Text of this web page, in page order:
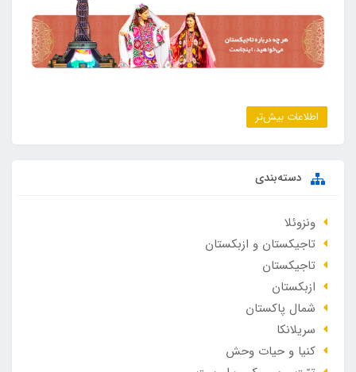
اطلاعات بیش‌تر
دسته‌بندی
ونزوئلا
تاجیکستان و ازبکستان
تاجیکستان
ازبکستان
شمال پاکستان
سریلانکا
کنیا و حیات وحش